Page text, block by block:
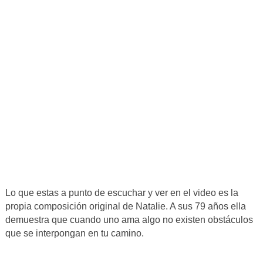
Lo que estas a punto de escuchar y ver en el video es la
propia composición original de Natalie. A sus 79 años ella
demuestra que cuando uno ama algo no existen obstáculos
que se interpongan en tu camino.